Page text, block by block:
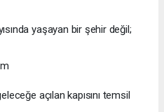
yaşayan bir şehir değil;
açılan kapısını temsil